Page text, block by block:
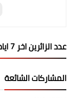
عدد الزائرين اخر 7 ايام
المشاركات الشائعة